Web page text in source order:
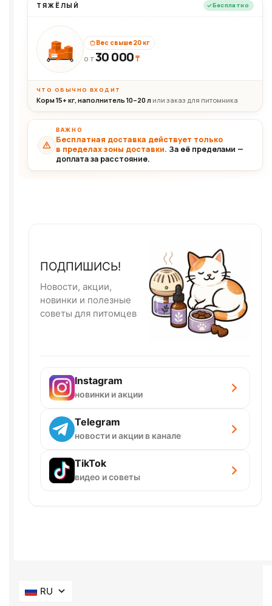
ТЯЖЁЛЫЙ Бесплатно
30+кг
Вес свыше 20 кг
ОТ30 000₸
ЧТО ОБЫЧНО ВХОДИТ
Корм 15+ кг, наполнитель 10–20 л или заказ для питомника
ВАЖНО
Бесплатная доставка действует только
в пределах зоны доставки. За её пределами —
доплата за расстояние.
ПОДПИШИСЬ!
Новости, акции,
новинки и полезные
советы для питомцев
Instagram
новинки и акции
Telegram
новости и акции в канале
TikTok
видео и советы
RU